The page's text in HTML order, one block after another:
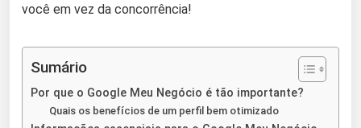
você em vez da concorrência!
Sumário
Por que o Google Meu Negócio é tão importante?
Quais os benefícios de um perfil bem otimizado